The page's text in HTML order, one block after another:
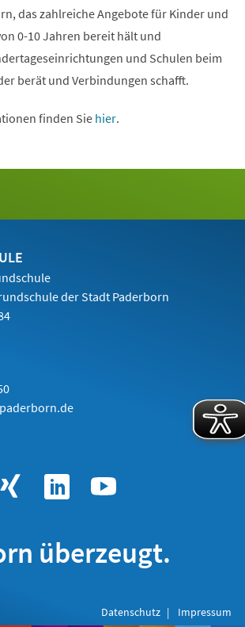
das zahlreiche Angebote für Kinder und
0-10 Jahren bereit hält und
und Schulen beim
berät und Verbindungen schafft.
finden Sie hier.
der Stadt Paderborn
überzeugt.
Datenschutz Impressum